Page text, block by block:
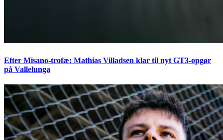
Efter Misano-trofæ: Mathias Villadsen klar til nyt GT3-opgør
på Vallelunga